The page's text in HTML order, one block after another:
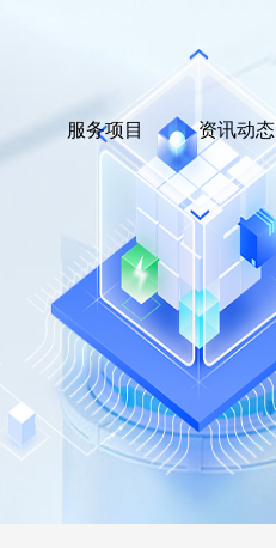
服务项目 资讯动态